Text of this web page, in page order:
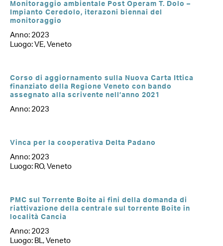
Monitoraggio ambientale Post Operam T. Dolo –
Impianto Ceredolo, iterazoni biennai del
monitoraggio
Anno: 2023
Luogo: VE, Veneto
Corso di aggiornamento sulla Nuova Carta Ittica
finanziato della Regione Veneto con bando
assegnato alla scrivente nell’anno 2021
Anno: 2023
Vinca per la cooperativa Delta Padano
Anno: 2023
Luogo: RO, Veneto
PMC sul Torrente Boite ai fini della domanda di
riattivazione della centrale sul torrente Boite in
località Cancia
Anno: 2023
Luogo: BL, Veneto